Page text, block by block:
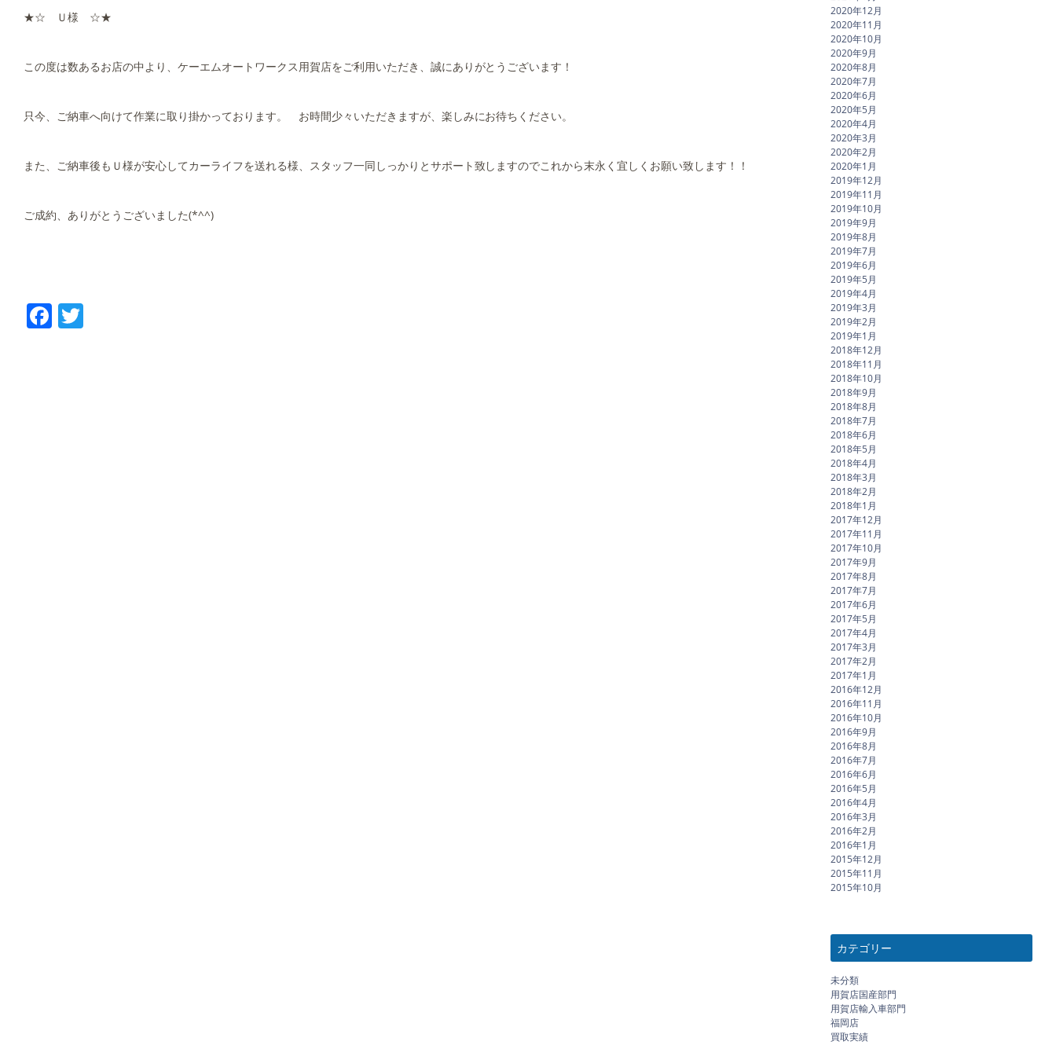
★☆ Ｕ様 ☆★
この度は数あるお店の中より、ケーエムオートワークス用賀店をご利用いただき、誠にありがとうございます！
只今、ご納車へ向けて作業に取り掛かっております。 お時間少々いただきますが、楽しみにお待ちください。
また、ご納車後もＵ様が安心してカーライフを送れる様、スタッフ一同しっかりとサポート致しますのでこれから末永く宜しくお願い致します！！
ご成約、ありがとうございました(*^^)
Facebook
2020年12月
2020年11月
2020年10月
2020年9月
2020年8月
2020年7月
2020年6月
2020年5月
2020年4月
2020年3月
2020年2月
2020年1月
2019年12月
2019年11月
2019年10月
2019年9月
2019年8月
2019年7月
2019年6月
2019年5月
2019年4月
2019年3月
2019年2月
2019年1月
2018年12月
2018年11月
2018年10月
2018年9月
2018年8月
2018年7月
2018年6月
2018年5月
2018年4月
2018年3月
2018年2月
2018年1月
2017年12月
2017年11月
2017年10月
2017年9月
2017年8月
2017年7月
2017年6月
2017年5月
2017年4月
2017年3月
2017年2月
2017年1月
2016年12月
2016年11月
2016年10月
2016年9月
2016年8月
2016年7月
2016年6月
2016年5月
2016年4月
2016年3月
2016年2月
2016年1月
2015年12月
2015年11月
2015年10月
カテゴリー
未分類
用賀店国産部門
用賀店輸入車部門
福岡店
買取実績